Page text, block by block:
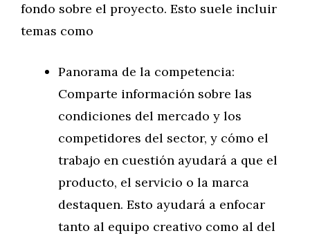
fondo sobre el proyecto. Esto suele incluir
temas como
Panorama de la competencia:
Comparte información sobre las
condiciones del mercado y los
competidores del sector, y cómo el
trabajo en cuestión ayudará a que el
producto, el servicio o la marca
destaquen. Esto ayudará a enfocar
tanto al equipo creativo como al del